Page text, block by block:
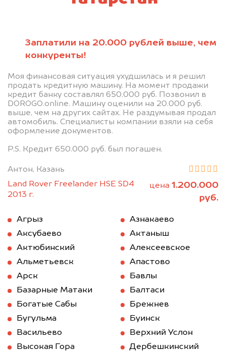
Заплатили на 20.000 рублей выше, чем
конкуренты!
Моя финансовая ситуация ухудшилась и я решил
продать кредитную машину. На момент продажи
кредит банку составлял 650.000 руб. Позвонил в
DOROGO.online. Машину оценили на 20.000 руб.
выше, чем на других сайтах. Не раздумывая продал
автомобиль. Специалисты компании взяли на себя
оформление документов.
P.S. Кредит 650.000 руб. был погашен.
Антон, Казань
Land Rover Freelander HSE SD4
2013 г.
цена 1.200.000
руб.
Агрыз
Азнакаево
Аксубаево
Актаныш
Актюбинский
Алексеевское
Альметьевск
Апастово
Арск
Бавлы
Базарные Матаки
Балтаси
Богатые Сабы
Брежнев
Бугульма
Буинск
Васильево
Верхний Услон
Высокая Гора
Дербешкинский